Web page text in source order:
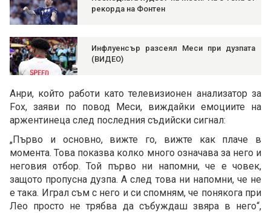
рекорда на Фонтен
Инфлуенсър разсеял Меси при дузпата
(ВИДЕО)
Анри, който работи като телевизионен анализатор за
Fox, заяви по повод Меси, виждайки емоциите на
аржентинеца след последния съдийски сигнал:
„Първо и основно, вижте го, вижте как плаче в
момента. Това показва колко много означава за него и
неговия отбор. Той първо ни напомни, че е човек,
защото пропусна дузпа. А след това ни напомни, че не
е така. Играл съм с него и си спомням, че понякога при
Лео просто не трябва да събуждаш звяра в него“,